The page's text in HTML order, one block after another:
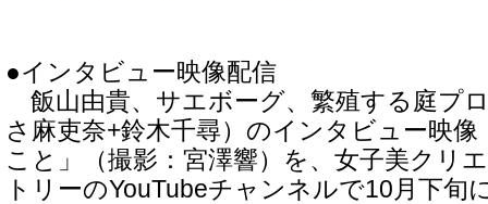
●インタビュー映像配信
飯山由貴、サエボーグ、繁殖する庭プ
さ麻吏奈+鈴木千尋）のインタビュー映
こと」（撮影：宮澤響）を、女子美クリ
トリーのYouTubeチャンネルで10月下旬